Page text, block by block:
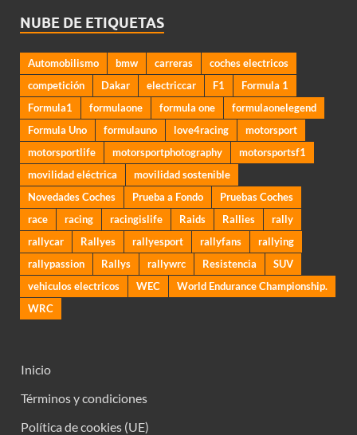
NUBE DE ETIQUETAS
Automobilismo bmw carreras
coches electricos
competición
Dakar electriccar F1
Formula 1
Formula1
formulaone formula one
formulaonelegend
Formula Uno
formulauno love4racing
motorsport
motorsportlife
motorsportphotography
motorsportsf1
movilidad eléctrica
movilidad sostenible
Novedades Coches
Prueba a Fondo
Pruebas Coches
race
racing racingislife Raids Rallies
rally
rallycar
Rallyes rallyesport rallyfans
rallying
rallypassion
Rallys rallywrc Resistencia
SUV
vehiculos electricos
WEC
World Endurance Championship.
WRC
Inicio
Términos y condiciones
Política de cookies (UE)